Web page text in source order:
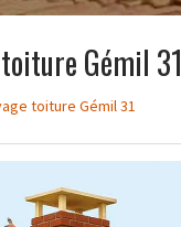
Gémil 31
toiture Gémil 31